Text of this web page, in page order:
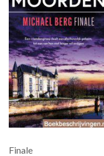
Finale